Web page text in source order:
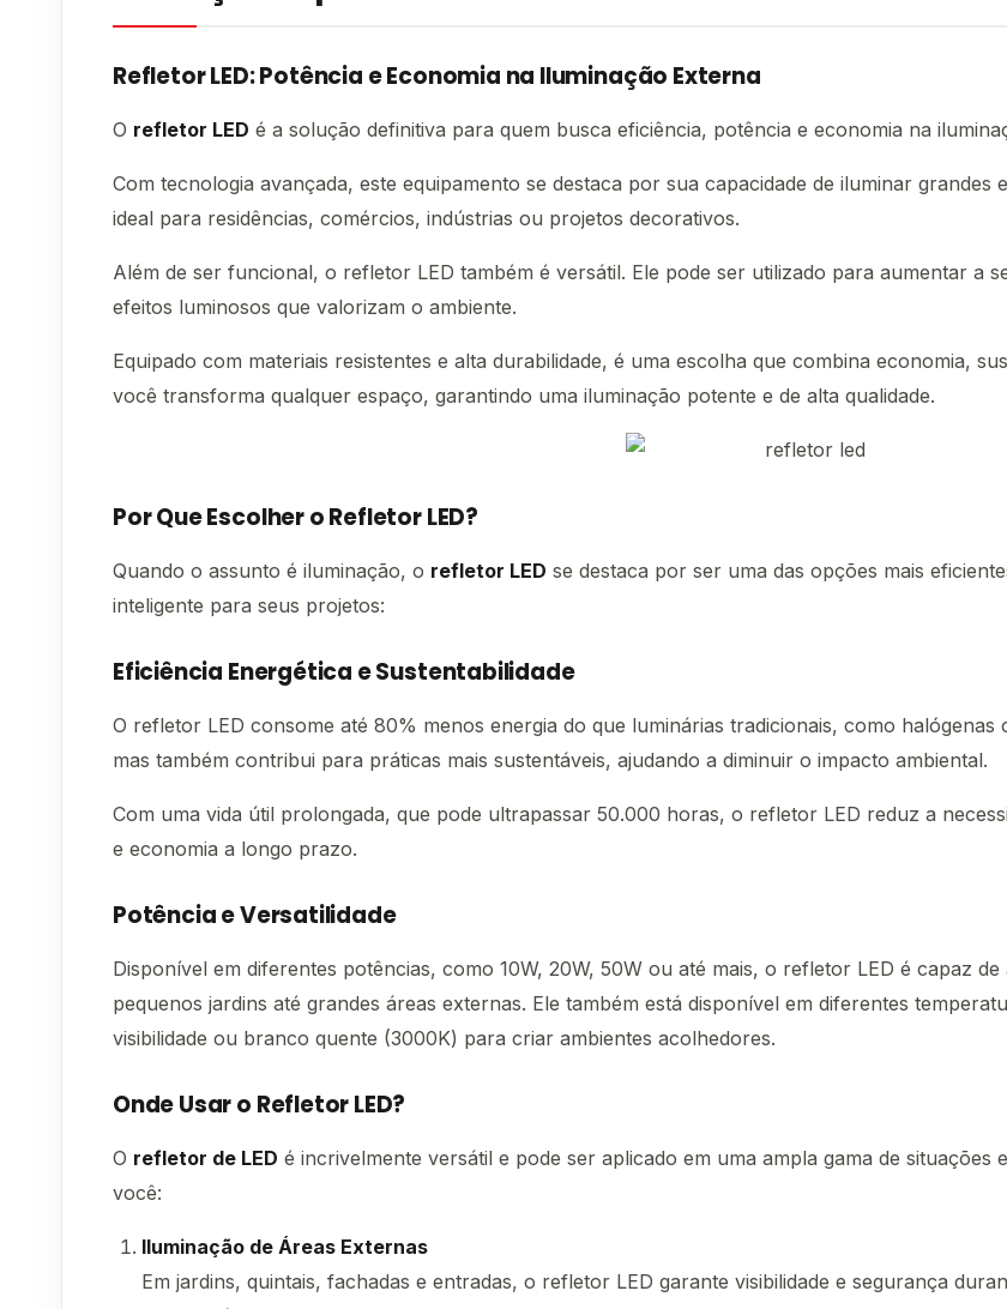
Refletor LED: Potência e Economia na Iluminação Externa
O refletor LED é a solução definitiva para quem busca eficiência, potência e economia na
Com tecnologia avançada, este equipamento se destaca por sua capacidade de iluminar
ideal para residências, comércios, indústrias ou projetos decorativos.
Além de ser funcional, o refletor LED também é versátil. Ele pode ser utilizado para aumentar a
efeitos luminosos que valorizam o ambiente.
Equipado com materiais resistentes e alta durabilidade, é uma escolha que combina economia,
você transforma qualquer espaço, garantindo uma iluminação potente e de alta qualidade.
Por Que Escolher o Refletor LED?
Quando o assunto é iluminação, o refletor LED se destaca por ser uma das opções mais
inteligente para seus projetos:
Eficiência Energética e Sustentabilidade
O refletor LED consome até 80% menos energia do que luminárias tradicionais, como
mas também contribui para práticas mais sustentáveis, ajudando a diminuir o impacto ambiental.
Com uma vida útil prolongada, que pode ultrapassar 50.000 horas, o refletor LED reduz a
e economia a longo prazo.
Potência e Versatilidade
Disponível em diferentes potências, como 10W, 20W, 50W ou até mais, o refletor LED é capaz
pequenos jardins até grandes áreas externas. Ele também está disponível em diferentes
visibilidade ou branco quente (3000K) para criar ambientes acolhedores.
Onde Usar o Refletor LED?
O refletor de LED é incrivelmente versátil e pode ser aplicado em uma ampla gama de situações
você:
Iluminação de Áreas Externas
Em jardins, quintais, fachadas e entradas, o refletor LED garante visibilidade e segurança